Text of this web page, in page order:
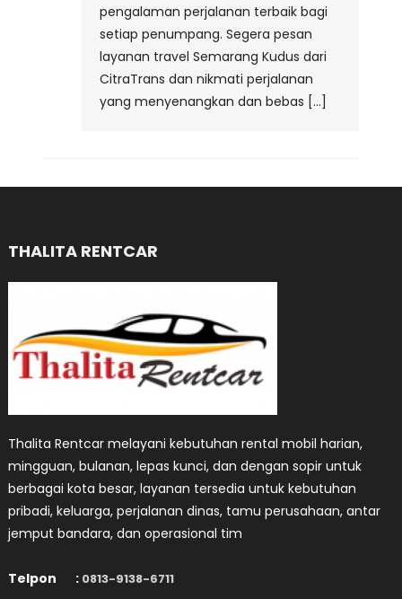
pengalaman perjalanan terbaik bagi
setiap penumpang. Segera pesan
layanan travel Semarang Kudus dari
CitraTrans dan nikmati perjalanan
yang menyenangkan dan bebas […]
THALITA RENTCAR
Thalita Rentcar melayani kebutuhan rental mobil harian,
mingguan, bulanan, lepas kunci, dan dengan sopir untuk
berbagai kota besar, layanan tersedia untuk kebutuhan
pribadi, keluarga, perjalanan dinas, tamu perusahaan, antar
jemput bandara, dan operasional tim
Telpon : 0813-9138-6711